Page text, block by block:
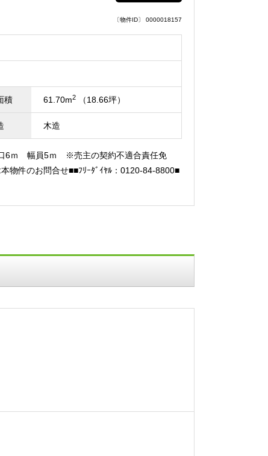
〔物件ID〕 0000018157
積 61.70m2 （18.66坪）
木造
6ｍ 幅員5ｍ ※売主の契約不適合責任免
件のお問合せ■■ﾌﾘｰﾀﾞｲﾔﾙ：0120-84-8800■